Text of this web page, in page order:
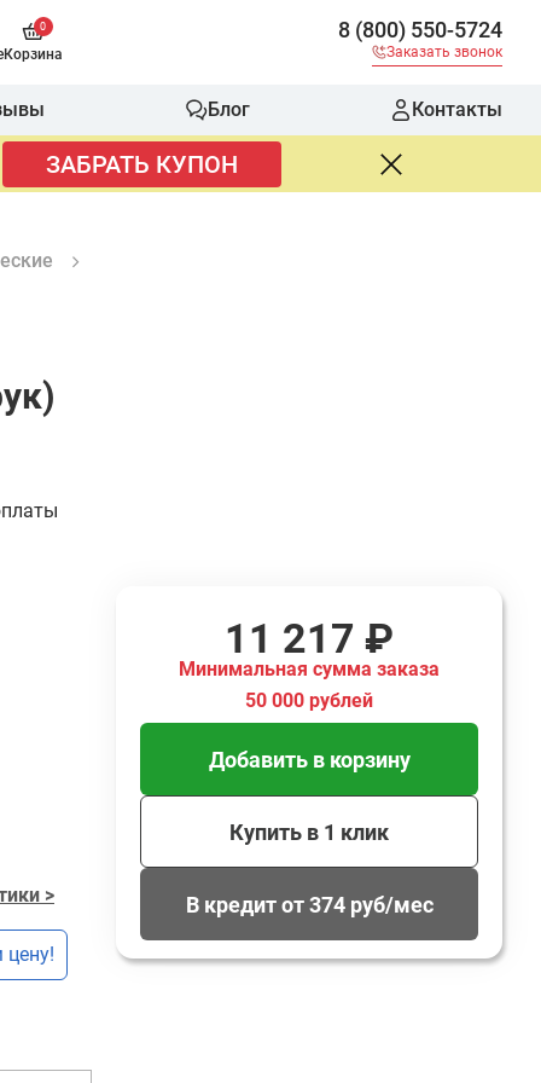
0
Корзина
8 (800) 550-5724
Заказать звонок
Блог Контакты
ЗАБРАТЬ КУПОН
>
11 217 ₽
Минимальная сумма заказа
50 000 рублей
Добавить в корзину
Купить в 1 клик
В кредит от 374 руб/мес